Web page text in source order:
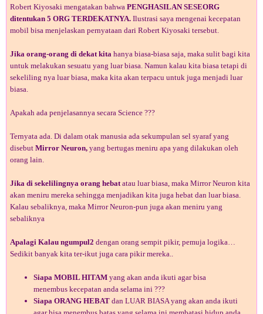
Robert Kiyosaki mengatakan bahwa PENGHASILAN SESEORG
ditentukan 5 ORG TERDEKATNYA. Ilustrasi saya mengenai kecepatan
mobil bisa menjelaskan pernyataan dari Robert Kiyosaki tersebut.
Jika orang-orang di dekat kita hanya biasa-biasa saja, maka sulit bagi kita
untuk melakukan sesuatu yang luar biasa. Namun kalau kita biasa tetapi di
sekeliling nya luar biasa, maka kita akan terpacu untuk juga menjadi luar
biasa.
Apakah ada penjelasannya secara Science ???
Ternyata ada. Di dalam otak manusia ada sekumpulan sel syaraf yang
disebut Mirror Neuron, yang bertugas meniru apa yang dilakukan oleh
orang lain.
Jika di sekelilingnya orang hebatatau luar biasa, maka Mirror Neuron kita
akan meniru mereka sehingga menjadikan kita juga hebat dan luar biasa.
Kalau sebaliknya, maka Mirror Neuron-pun juga akan meniru yang
sebaliknya
Apalagi Kalau ngumpul2 dengan orang sempit pikir, pemuja logika…
Sedikit banyak kita ter-ikut juga cara pikir mereka..
Siapa MOBIL HITAM yang akan anda ikuti agar bisa
menembus kecepatan anda selama ini ???
Siapa ORANG HEBAT dan LUAR BIASA yang akan anda ikuti